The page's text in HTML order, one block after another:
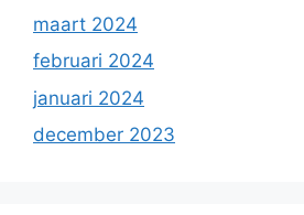
maart 2024
februari 2024
januari 2024
december 2023